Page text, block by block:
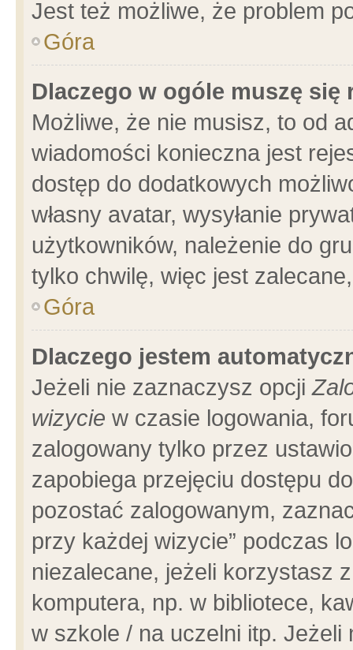
Jest też możliwe, że problem
Góra
Dlaczego w ogóle muszę się
Możliwe, że nie musisz, to od
wiadomości konieczna jest
dostęp do dodatkowych
własny avatar, wysyłanie
użytkowników, należenie do
tylko chwilę, więc jest
Góra
Dlaczego jestem
Jeżeli nie zaznaczysz opcji
wizycie w czasie logowania,
zalogowany tylko przez
zapobiega przejęciu dostępu
pozostać zalogowanym,
przy każdej wizycie” podczas
niezalecane, jeżeli korzystasz
komputera, np. w bibliotece,
w szkole / na uczelni itp.